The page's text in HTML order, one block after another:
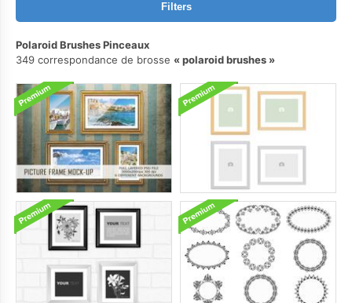
Filters
Polaroid Brushes Pinceaux
349 correspondance de brosse
polaroid brushes